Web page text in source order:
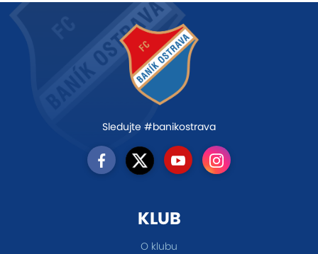
Sledujte #banikostrava
KLUB
O klubu